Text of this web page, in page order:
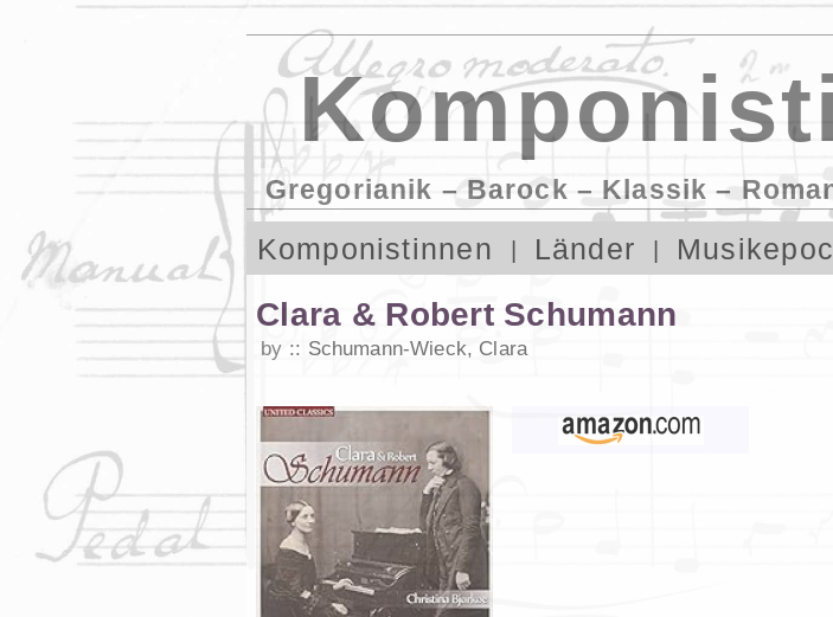
Gregorianik – Barock – Klassik –
Komponistinnen Länder
Clara & Robert Schumann
by Schumann-Wieck, Clara